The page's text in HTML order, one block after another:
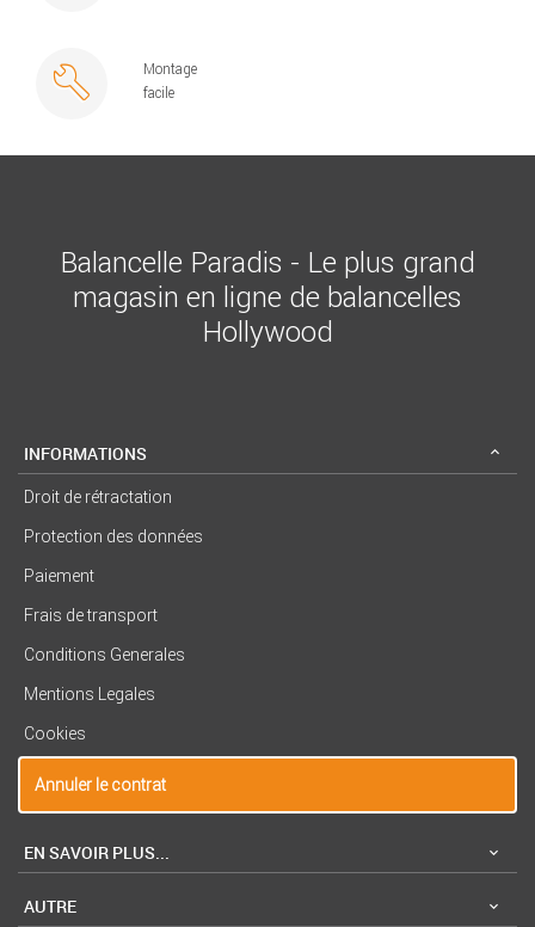
Montage
facile
Balancelle Paradis - Le plus grand
magasin en ligne de balancelles
Hollywood
INFORMATIONS
Droit de rétractation
Protection des données
Paiement
Frais de transport
Conditions Generales
Mentions Legales
Cookies
Annuler le contrat
EN SAVOIR PLUS...
AUTRE